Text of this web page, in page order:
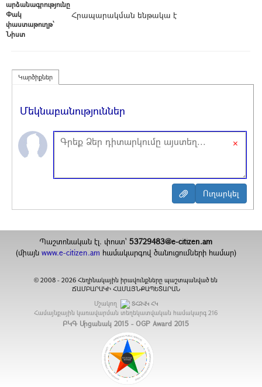
արձանագրությունը
Փակ
փաստաթուղթ՝
Հրապարակման ենթակա է
Նիստ
Կարծիքներ
Մեկնաբանություններ
×
Պաշտոնական էլ. փոստ`53729483@e-citizen.am
(միայն www.e-citizen.am համակարգով ծանուցումների համար)
© 2008 -2026 Հեղինակային իրավունքները պաշտպանված են
ՃԱՄԲԱՐԱԿԻ ՀԱՄԱՅՆՔԱՊԵՏԱՐԱՆ
Մշակող
ՏՀԶՎԿ ՀԿ
Համայնքային կառավարման տեղեկատվական համակարգ 216
ԲԿԳ Մրցանակ 2015 - OGP Award 2015